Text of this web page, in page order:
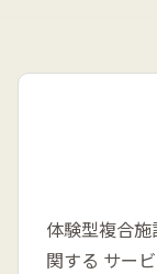
体験型複合
関する サー